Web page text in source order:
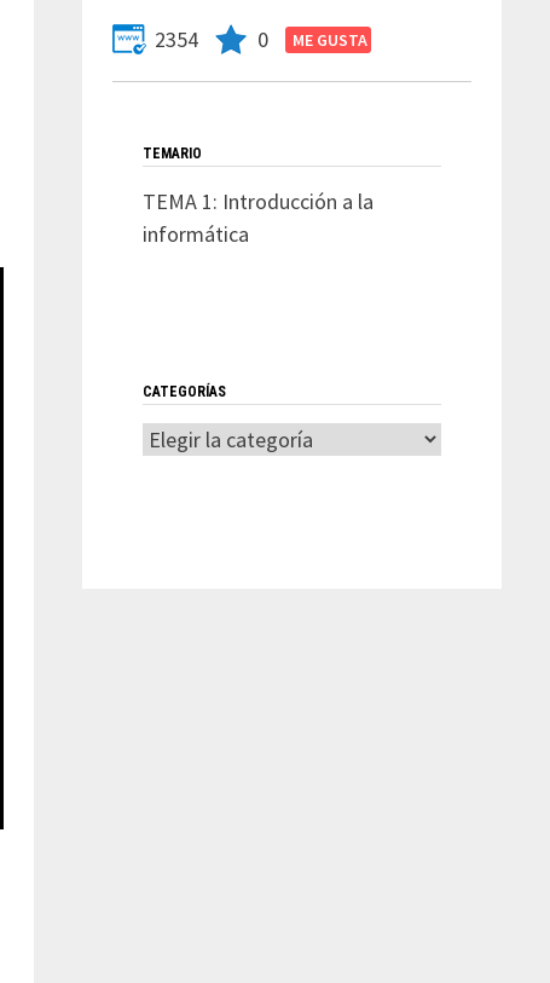
2354 0
TEMARIO
TEMA 1: Introducción a la
informática
CATEGORÍAS
Categorías